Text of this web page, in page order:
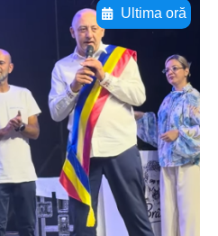
Ultima oră
textul pentru
aici
aici
aici
subti